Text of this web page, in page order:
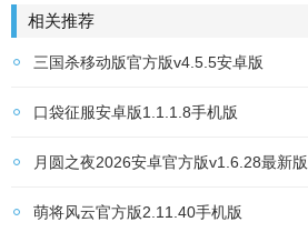
相关推荐
三国杀移动版官方版v4.5.5安卓版
口袋征服安卓版1.1.1.8手机版
月圆之夜2026安卓官方版v1.6.28最新版
萌将风云官方版2.11.40手机版